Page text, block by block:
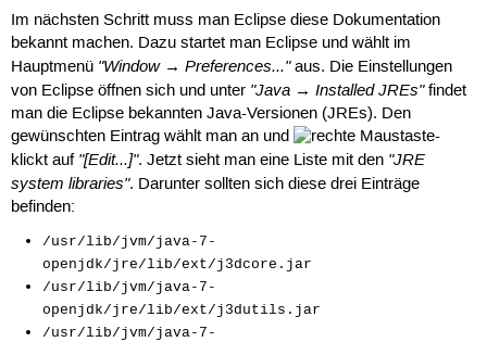
Im nächsten Schritt muss man Eclipse diese Dokumentation
bekannt machen. Dazu startet man Eclipse und wählt im
Hauptmenü "Window → Preferences..."aus. Die Einstellungen
von Eclipse öffnen sich und unter "Java → Installed JREs"findet
man die Eclipse bekannten Java-Versionen (JREs). Den
gewünschten Eintrag wählt man an und
-
klickt auf "[Edit...]". Jetzt sieht man eine Liste mit den "JRE
system libraries". Darunter sollten sich diese drei Einträge
befinden:
/usr/lib/jvm/java-7-
openjdk/jre/lib/ext/j3dcore.jar
/usr/lib/jvm/java-7-
openjdk/jre/lib/ext/j3dutils.jar
/usr/lib/jvm/java-7-